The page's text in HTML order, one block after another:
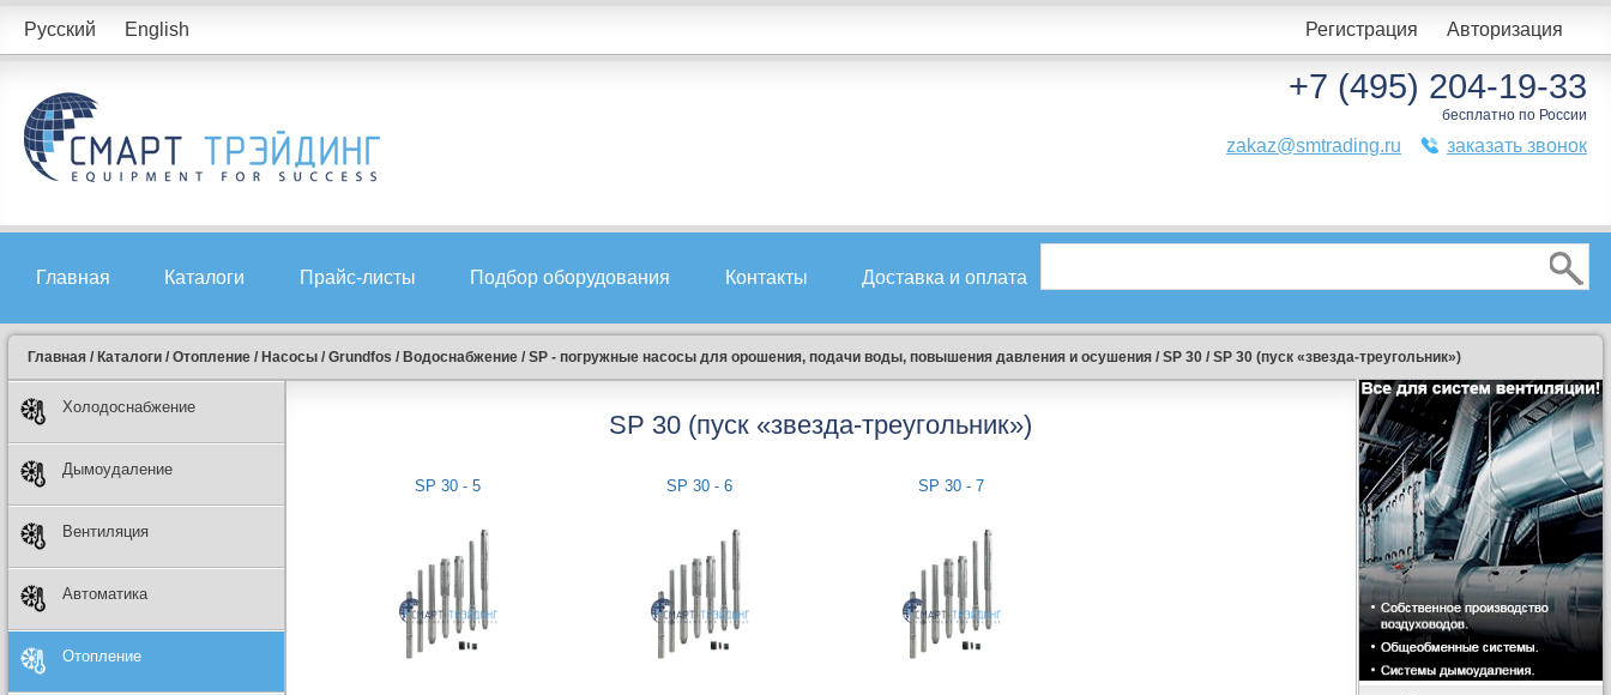
Русский English Регистрация Авторизация
+7 (495) 204-19-33
бесплатно по России
zakaz@smtrading.ru заказать звонок
Главная Каталоги Прайс-листы Подбор оборудования Контакты Доставка и оплата
Главная / Каталоги / Отопление / Насосы / Grundfos / Водоснабжение / SP - погружные насосы для орошения, подачи воды, повышения давления и осушения / SP 30 / SP 30 (пуск «звезда-треугольник»)
Холодоснабжение
Дымоудаление
Вентиляция
Автоматика
Отопление
SP 30 (пуск «звезда-треугольник»)
SP 30 - 5 SP 30 - 6 SP 30 - 7